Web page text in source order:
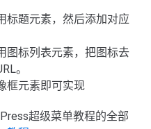
标题元素，然后添加对应
图标列表元素，把图标去
。
框元素即可实现
超级菜单教程的全部